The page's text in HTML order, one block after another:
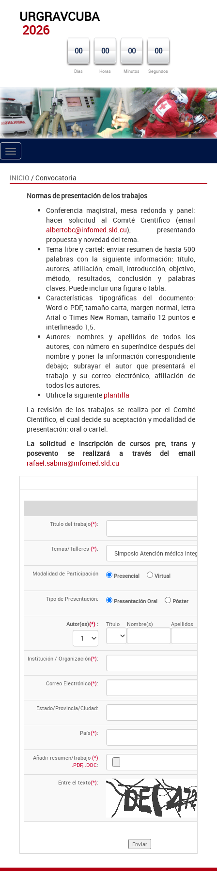
URGRAVCUBA
2026
00
Días
00
Horas
00
Minutos
00
Segundos
Toggle
navigation
INICIO / Convocatoria
Normas de presentación de los trabajos
Conferencia magistral, mesa redonda y panel:
hacer solicitud al Comité Científico (email
albertobc@infomed.sld.cu), presentando
propuesta y novedad del tema.
Tema libre y cartel: enviar resumen de hasta 500
palabras con la siguiente información: título,
autores, afiliación, email, introducción, objetivo,
método, resultados, conclusión y palabras
claves. Puede incluir una figura o tabla.
Características tipográficas del documento:
Word o PDF, tamaño carta, margen normal, letra
Arial o Times New Roman, tamaño 12 puntos e
interlineado 1,5.
Autores: nombres y apellidos de todos los
autores, con número en superíndice después del
nombre y poner la información correspondiente
debajo; subrayar el autor que presentará el
trabajo y su correo electrónico, afiliación de
todos los autores.
Utilice la siguiente plantilla
La revisión de los trabajos se realiza por el Comité
Científico, el cual decide su aceptación y modalidad de
presentación: oral o cartel.
La solicitud e inscripción de cursos pre, trans y
posevento se realizará a través del email
rafael.sabina@infomed.sld.cu
Título del trabajo(*):
Temas/Talleres (*):
Modalidad de Participación Presencial Virtual
Tipo de Presentación: Presentación Oral Póster
Autor(es)(*) : Título Nombre(s) Apellidos
Institución / Organización(*):
Correo Electrónico(*):
Estado/Provincia/Ciudad:
País(*):
Añadir resumen/trabajo (*)
.PDF, .DOC:
Entre el texto(*):